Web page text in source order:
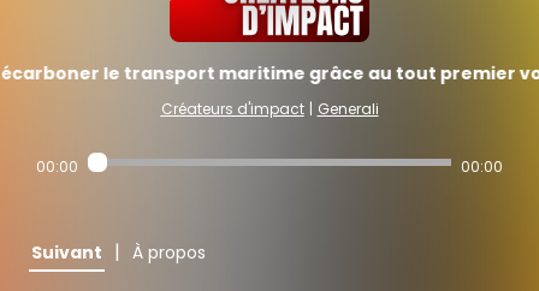
le transport maritime grâce au tout premier
Créateurs d'impact | Generali
00:00 00:00
Suivant | À propos